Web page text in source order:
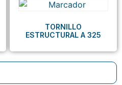
TORNILLO
ESTRUCTURAL A 325